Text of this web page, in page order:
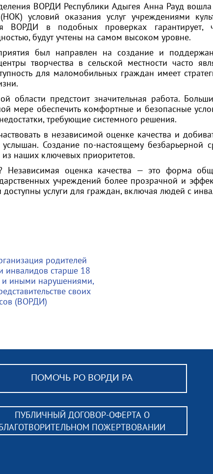
ВОРДИ Республики Адыгея Анна Рауд
условий оказания услуг учреждениями
ВОРДИ в подобных проверках гарантирует,
будут учтены на самом высоком уровне.
был направлен на создание и
творчества в сельской местности часто
для маломобильных граждан имеет
области предстоит значительная работа.
мере обеспечить комфортные и безопасные
требующие системного решения.
в независимой оценке качества и
услышан. Создание по-настоящему безбарьерной
наших ключевых приоритетов.
оценка качества — это форма
учреждений более прозрачной и
услуги для граждан, включая людей с
родителей
инвалидов старше 18
и иными нарушениями,
своих
(ВОРДИ)
ПОМОЧЬ РО ВОРДИ РА
ПУБЛИЧНЫЙ ДОГОВОР-ОФЕРТА О
ПОЖЕРТВОВАНИИ